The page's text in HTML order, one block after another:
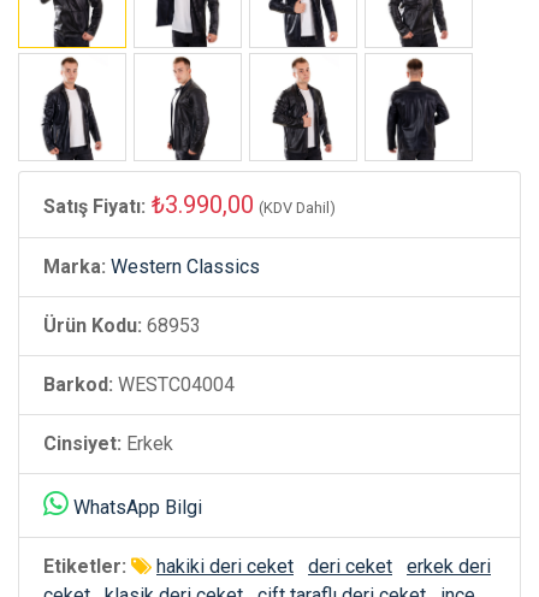
Satış Fiyatı: ₺3.990,00 (KDV Dahil)
Marka: Western Classics
Ürün Kodu: 68953
Barkod: WESTC04004
Cinsiyet: Erkek
WhatsApp Bilgi
Etiketler: hakiki deri ceket deri ceket
erkek deri